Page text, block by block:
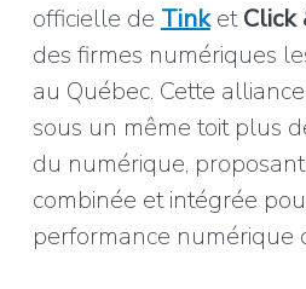
officielle de TinketClick
des firmes numériques
au Québec. Cette
sous un même toit plus
du numérique,
combinée et intégrée
performance numérique